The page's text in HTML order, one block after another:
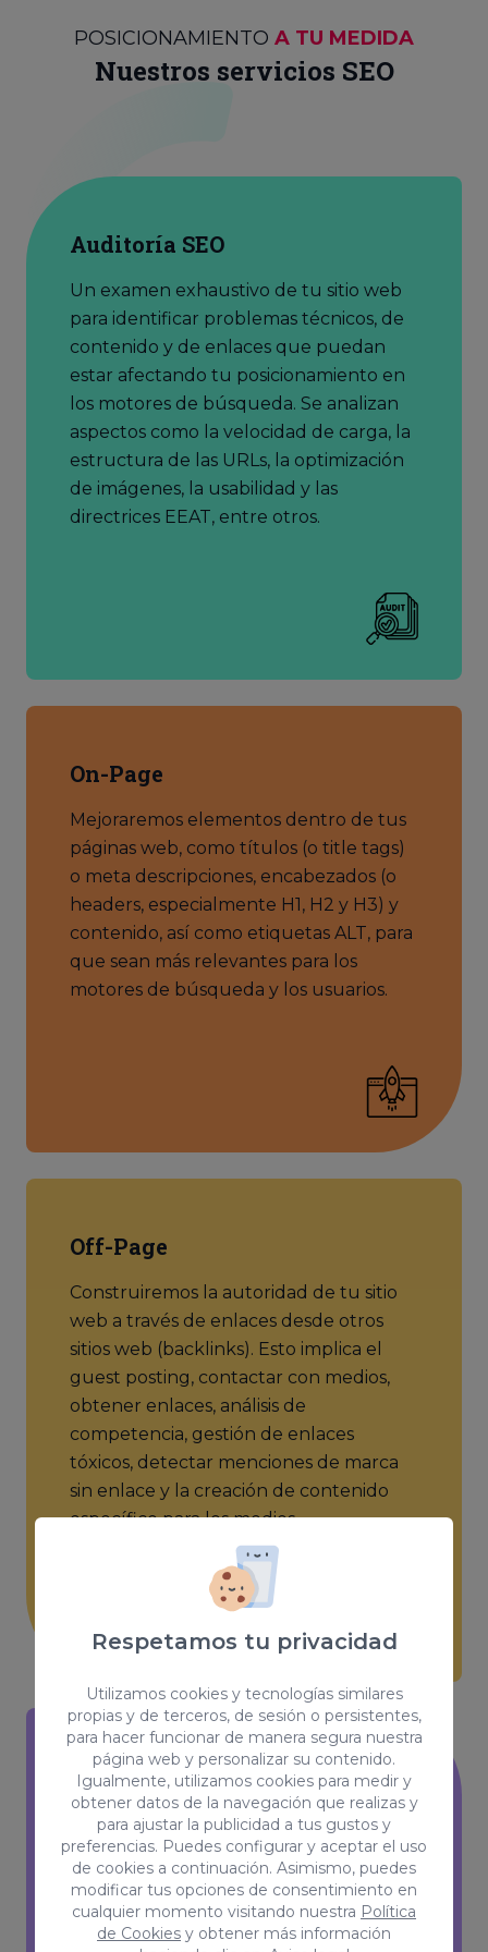
Respetamos tu privacidad
Utilizamos cookies y tecnologías similares
propias y de terceros, de sesión o persistentes,
para hacer funcionar de manera segura nuestra
página web y personalizar su contenido.
Igualmente, utilizamos cookies para medir y
obtener datos de la navegación que realizas y
para ajustar la publicidad a tus gustos y
preferencias. Puedes configurar y aceptar el uso
de cookies a continuación. Asimismo, puedes
modificar tus opciones de consentimiento en
cualquier momento visitando nuestra Política
de Cookies y obtener más información
POSICIONAMIENTO A TU MEDIDA
Nuestros servicios SEO
Auditoría SEO
Un examen exhaustivo de tu sitio web
para identificar problemas técnicos, de
contenido y de enlaces que puedan
estar afectando tu posicionamiento en
los motores de búsqueda. Se analizan
aspectos como la velocidad de carga, la
estructura de las URLs, la optimización
de imágenes, la usabilidad y las
directrices EEAT, entre otros.
On-Page
Mejoraremos elementos dentro de tus
páginas web, como títulos (o title tags)
o meta descripciones, encabezados (o
headers, especialmente H1, H2 y H3) y
contenido, así como etiquetas ALT, para
que sean más relevantes para los
motores de búsqueda y los usuarios.
Off-Page
Construiremos la autoridad de tu sitio
web a través de enlaces desde otros
sitios web (backlinks). Esto implica el
guest posting, contactar con medios,
obtener enlaces, análisis de
competencia, gestión de enlaces
tóxicos, detectar menciones de marca
sin enlace y la creación de contenido
específico para los medios.
Consultoría SEO
Ofrecemos asesoramiento
personalizado a empresas para
desarrollar una estrategia SEO a largo
plazo. Como consultores SEO podemos
realizar una auditoría completa de tu